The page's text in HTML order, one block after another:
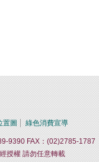
置圖 綠色消費宣導
9390 FAX：(02)2785-1787
授權 請勿任意轉載